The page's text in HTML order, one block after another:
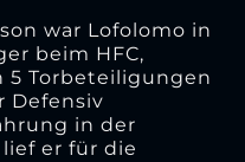
war Lofolomo in
beim HFC,
5 Torbeteiligungen
Defensiv
in der
er für die